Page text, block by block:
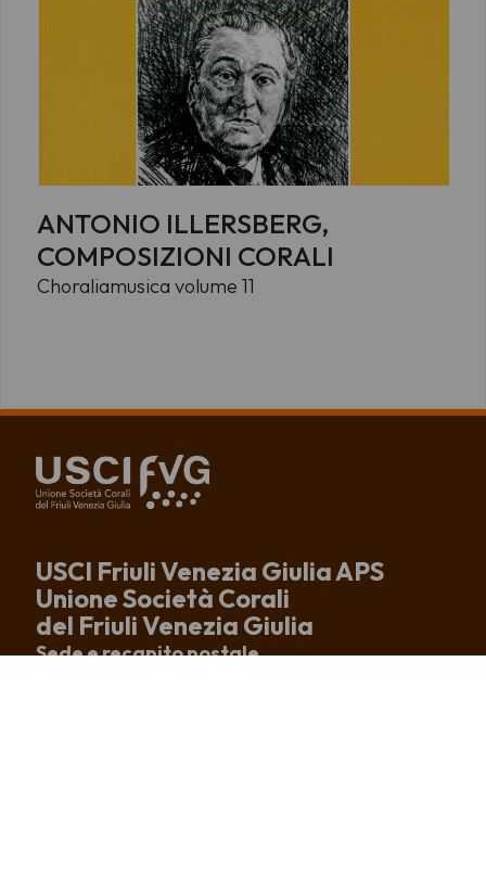
ANTONIO ILLERSBERG,
COMPOSIZIONI CORALI
Choraliamusica volume 11
USCI Friuli Venezia Giulia APS
Unione Società Corali
del Friuli Venezia Giulia
Sede e recapito postale